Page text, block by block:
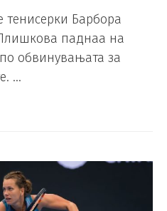
тенисерки Барбора
паднаа на
обвинувањата за
…